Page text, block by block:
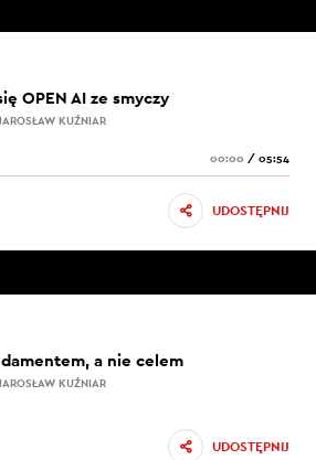
OPEN AI ze smyczy
KUŹNIAR
00:00 / 05:54
UDOSTĘPNIJ
a nie celem
KUŹNIAR
UDOSTĘPNIJ